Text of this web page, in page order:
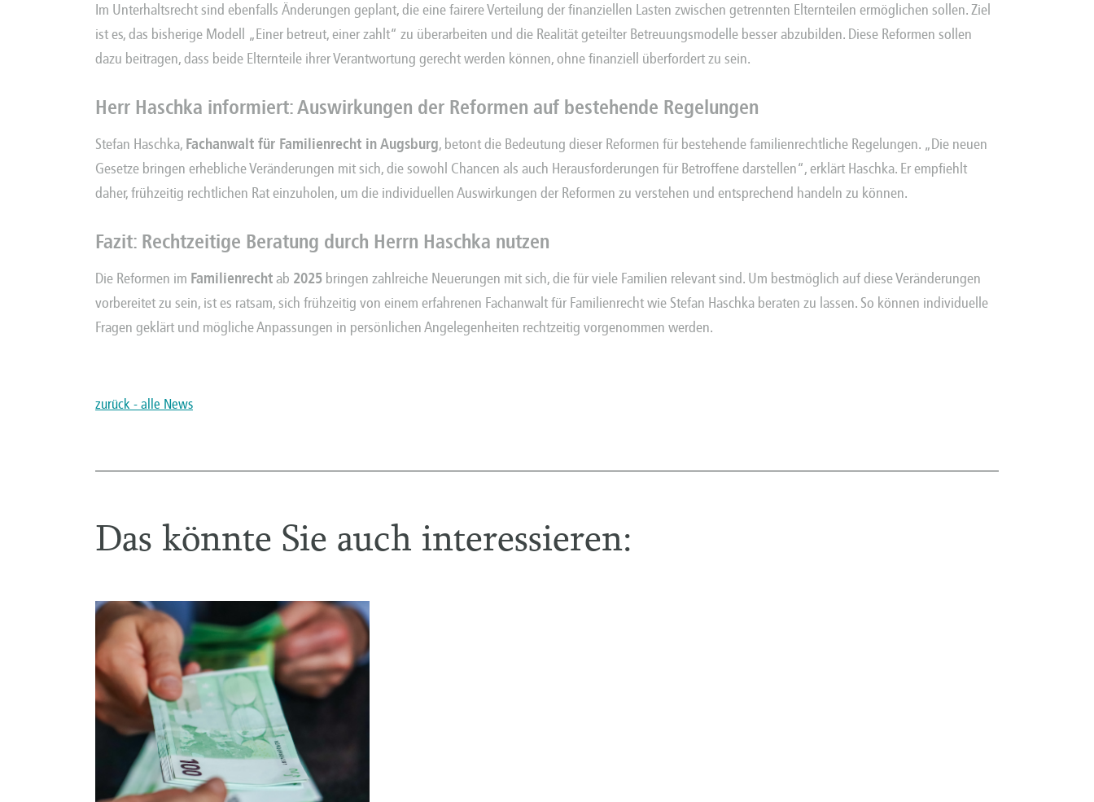
Im Unterhaltsrecht sind ebenfalls Änderungen geplant, die eine fairere Verteilung der finanziellen Lasten zwischen getrennten Elternteilen ermöglichen sollen. Ziel
ist es, das bisherige Modell „Einer betreut, einer zahlt“ zu überarbeiten und die Realität geteilter Betreuungsmodelle besser abzubilden. Diese Reformen sollen
dazu beitragen, dass beide Elternteile ihrer Verantwortung gerecht werden können, ohne finanziell überfordert zu sein.
Herr Haschka informiert: Auswirkungen der Reformen auf bestehende Regelungen
Stefan Haschka, Fachanwalt für Familienrecht in Augsburg, betont die Bedeutung dieser Reformen für bestehende familienrechtliche Regelungen. „Die neuen
Gesetze bringen erhebliche Veränderungen mit sich, die sowohl Chancen als auch Herausforderungen für Betroffene darstellen“, erklärt Haschka. Er empfiehlt
daher, frühzeitig rechtlichen Rat einzuholen, um die individuellen Auswirkungen der Reformen zu verstehen und entsprechend handeln zu können.
Fazit: Rechtzeitige Beratung durch Herrn Haschka nutzen
Die Reformen im Familienrechtab 2025 bringen zahlreiche Neuerungen mit sich, die für viele Familien relevant sind. Um bestmöglich auf diese Veränderungen
vorbereitet zu sein, ist es ratsam, sich frühzeitig von einem erfahrenen Fachanwalt für Familienrechtwie Stefan Haschka beraten zu lassen. So können individuelle
Fragen geklärt und mögliche Anpassungen in persönlichen Angelegenheiten rechtzeitig vorgenommen werden.
zurück - alle News
Das könnte Sie auch interessieren: